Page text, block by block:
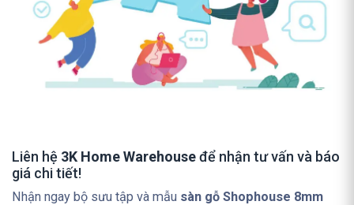
Liên hệ 3K Home Warehouseđể nhận tư vấn và báo
giá chi tiết!
Nhận ngay bộ sưu tập và mẫu sàn gỗ Shophouse 8mm